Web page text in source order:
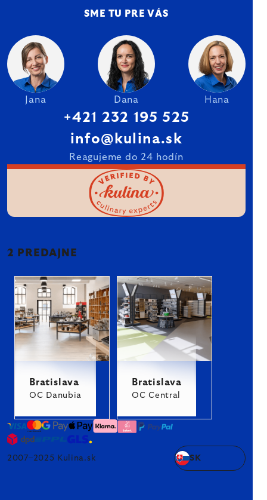
SME TU PRE VÁS
Jana Dana Hana
+421 232 195 525
info@kulina.sk
Reagujeme do 24 hodín
2 PREDAJNE
Bratislava
OC Danubia
Bratislava
OC Central
2007–2025 Kulina.sk SK